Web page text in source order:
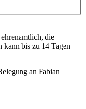
die
kann bis zu 14 Tagen
an Fabian